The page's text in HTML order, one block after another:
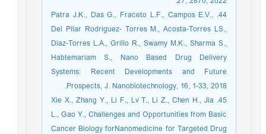
44. Patra J.K., Das G., Fraceto L.F., Campos E.V.,
Del Pilar Rodriguez- Torres M., Acosta-Torres LS.,
Diaz-Torres L.A., Grillo R., Swamy M.K., Sharma S.,
Habtemariam S., Nano Based Drug Delivery
Systems: Recent Developments and Future
Prospects, J. Nanobiotechnology, 16, 1-33, 2018.
45. Xie X., Zhang Y., Li F., Lv T., Li Z., Chen H., Jia
L., Gao Y., Challenges and Opportunities from Basic
Cancer Biology forNanomedicine for Targeted Drug